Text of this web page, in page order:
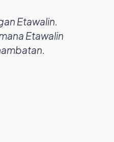
Etawalin.
Etawalin